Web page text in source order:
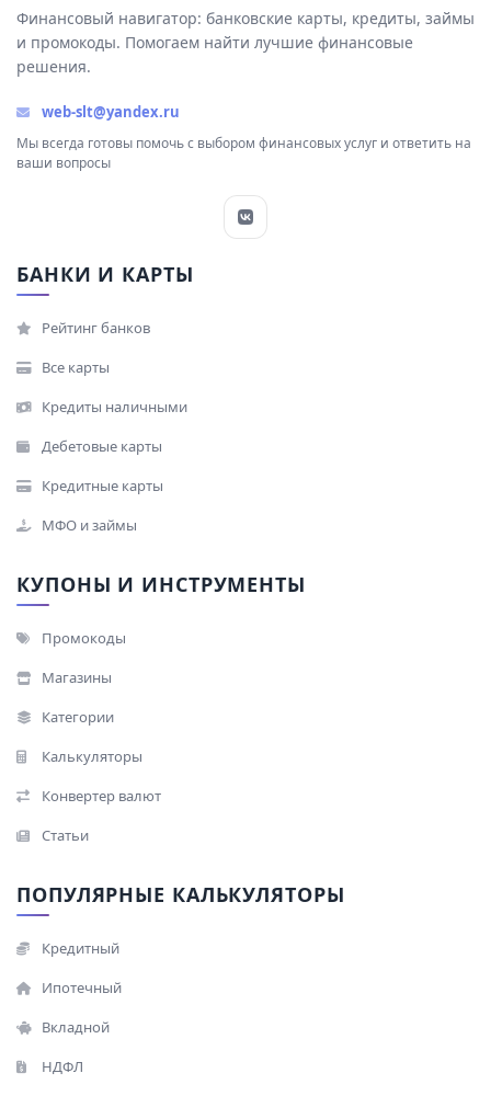
Финансовый навигатор: банковские карты, кредиты, займы
и промокоды. Помогаем найти лучшие финансовые
решения.
web-slt@yandex.ru
Мы всегда готовы помочь с выбором финансовых услуг и ответить на
ваши вопросы
БАНКИ И КАРТЫ
Рейтинг банков
Все карты
Кредиты наличными
Дебетовые карты
Кредитные карты
МФО и займы
КУПОНЫ И ИНСТРУМЕНТЫ
Промокоды
Магазины
Категории
Калькуляторы
Конвертер валют
Статьи
ПОПУЛЯРНЫЕ КАЛЬКУЛЯТОРЫ
Кредитный
Ипотечный
Вкладной
НДФЛ